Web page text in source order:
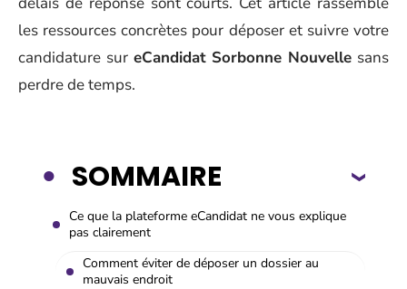
les ressources concrètes pour déposer et suivre votre
candidature sur eCandidat Sorbonne Nouvelle sans
perdre de temps.
SOMMAIRE
Ce que la plateforme eCandidat ne vous explique
pas clairement
Comment éviter de déposer un dossier au
mauvais endroit